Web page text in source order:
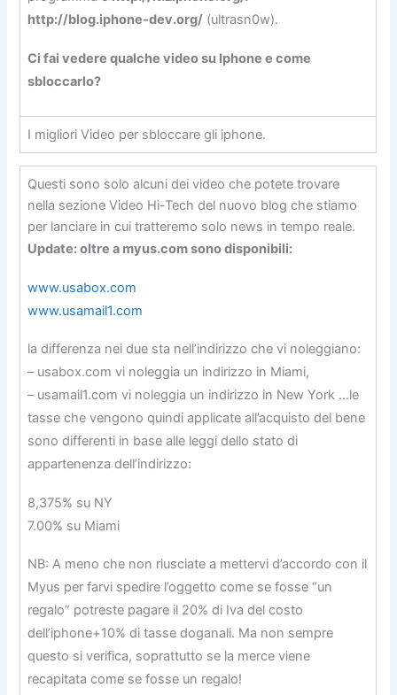
http://blog.iphone-dev.org/ (ultrasn0w).
Ci fai vedere qualche video su Iphone e come
sbloccarlo?
I migliori Video per sbloccare gli iphone.
Questi sono solo alcuni dei video che potete trovare
nella sezione Video Hi-Tech del nuovo blog che stiamo
per lanciare in cui tratteremo solo news in tempo reale.
Update: oltre a myus.com sono disponibili:
www.usabox.com
www.usamail1.com
la differenza nei due sta nell’indirizzo che vi noleggiano:
– usabox.com vi noleggia un indirizzo in Miami,
– usamail1.com vi noleggia un indirizzo in New York …le
tasse che vengono quindi applicate all’acquisto del bene
sono differenti in base alle leggi dello stato di
appartenenza dell’indirizzo:
8,375% su NY
7.00% su Miami
NB: A meno che non riusciate a mettervi d’accordo con il
Myus per farvi spedire l’oggetto come se fosse “un
regalo” potreste pagare il 20% di Iva del costo
dell’iphone+10% di tasse doganali. Ma non sempre
questo si verifica, soprattutto se la merce viene
recapitata come se fosse un regalo!